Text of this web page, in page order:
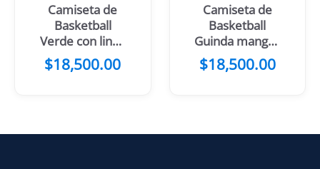
Camiseta de
Basketball
Verde con linea
blanca
$18,500.00
Camiseta de
Basketball
Guinda mangas
naranjas
$18,500.00